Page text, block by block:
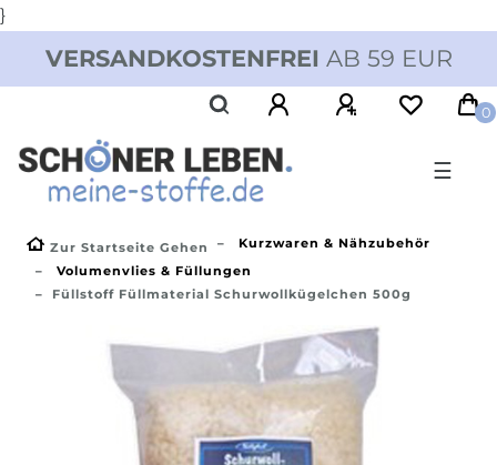
}
VERSANDKOSTENFREI AB 59 EUR
0
☰
Zur Startseite Gehen
Kurzwaren & Nähzubehör
Volumenvlies & Füllungen
Füllstoff Füllmaterial Schurwollkügelchen 500g